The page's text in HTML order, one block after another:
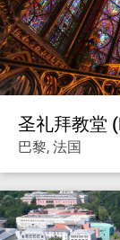
圣礼拜教堂
巴黎, 法国